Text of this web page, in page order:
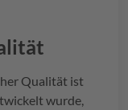
Qualität ist
wurde,